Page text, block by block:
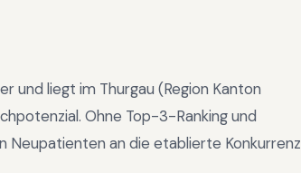
und liegt im Thurgau (Region Kanton
. Ohne Top-3-Ranking und
an die etablierte Konkurrenz